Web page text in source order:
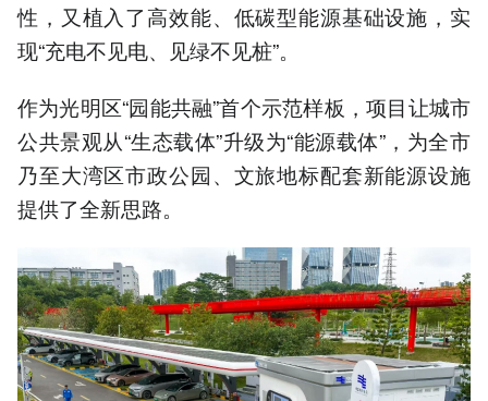
性，又植入了高效能、低碳型能源基础设施，实
现“充电不见电、见绿不见桩”。
作为光明区“园能共融”首个示范样板，项目让城市
公共景观从“生态载体”升级为“能源载体”，为全市
乃至大湾区市政公园、文旅地标配套新能源设施
提供了全新思路。